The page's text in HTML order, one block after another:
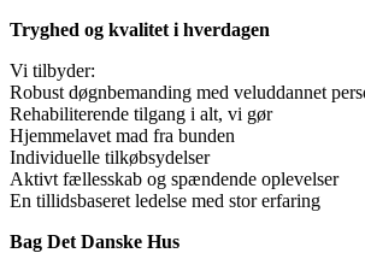
Tryghed og kvalitet i hverdagen
Vi tilbyder:
Robust døgnbemanding med veluddannet
Rehabiliterende tilgang i alt, vi gør
Hjemmelavet mad fra bunden
Individuelle tilkøbsydelser
Aktivt fællesskab og spændende oplevelser
En tillidsbaseret ledelse med stor erfaring
Bag Det Danske Hus